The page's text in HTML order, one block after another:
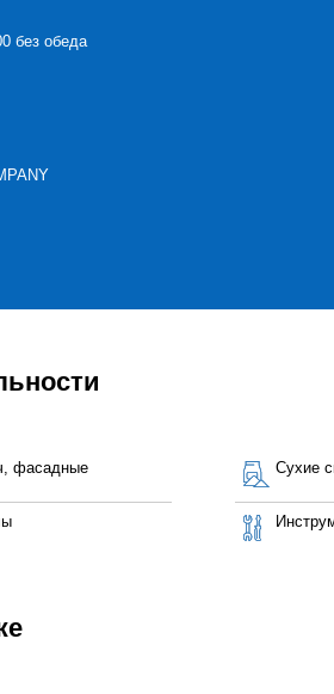
без обеда
фасадные
Сухие